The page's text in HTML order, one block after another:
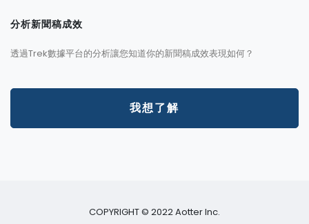
分析新聞稿成效
透過Trek數據平台的分析讓您知道你的新聞稿成效表現如何？
我想了解
COPYRIGHT © 2022 Aotter Inc.